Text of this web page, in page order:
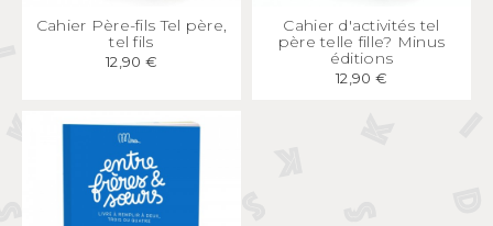
APERÇU RAPIDE
Cahier Père-fils Tel père,
tel fils
12,90 €
APERÇU RAPIDE
Cahier d'activités tel
père telle fille? Minus
éditions
12,90 €